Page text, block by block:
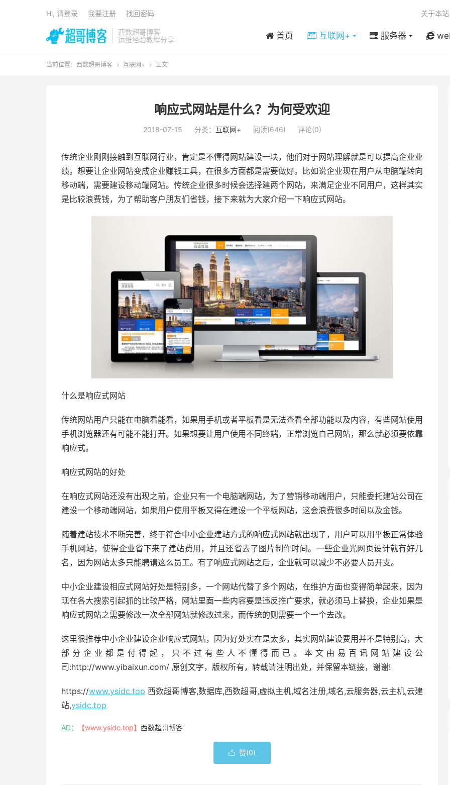
西数超哥博客
运维经验教程分享
首页 互联网+ 服务器
关于本站
Hi, 请登录 我要注册 找回密码
当前位置： 西数超哥博客  互联网+  正文
响应式网站是什么？为何受欢迎
2018-07-15 分类： 互联网+ 阅读(646) 评论(0)
传统企业刚刚接触到互联网行业，肯定是不懂得网站建设一块，他们对于网站理解就是可以提高企业业
绩。想要让企业网站变成企业赚钱工具，在很多方面都是需要做好。比如说企业现在用户从电脑端转向
移动端，需要建设移动端网站。传统企业很多时候会选择建两个网站，来满足企业不同用户，这样其实
是比较浪费钱，为了帮助客户朋友们省钱，接下来就为大家介绍一下响应式网站。
什么是响应式网站
传统网站用户只能在电脑看能看，如果用手机或者平板看是无法查看全部功能以及内容，有些网站使用
手机浏览器还有可能不能打开。如果想要让用户使用不同终端，正常浏览自己网站，那么就必须要依靠
响应式。
响应式网站的好处
在响应式网站还没有出现之前，企业只有一个电脑端网站，为了营销移动端用户，只能委托建站公司在
建设一个移动端网站，如果用户使用平板又得在建设一个平板网站，这会浪费很多时间以及金钱。
随着建站技术不断完善，终于符合中小企业建站方式的响应式网站就出现了，用户可以用平板正常体验
手机网站，使得企业省下来了建站费用，并且还省去了图片制作时间。一些企业光网页设计就有好几
名，因为网站太多只能聘请这么员工。有了响应式网站之后，企业就可以减少不必要人员开支。
中小企业建设相应式网站好处是特别多，一个网站代替了多个网站，在维护方面也变得简单起来，因为
现在各大搜索引起抓的比较严格，网站里面一些内容要是违反推广要求，就必须马上替换，企业如果是
响应式网站之需要修改一次全部网站就修改过来，而传统的则需要一个一个去改。
这里很推荐中小企业建设企业响应式网站，因为好处实在是太多，其实网站建设费用并不是特别高，大
部分企业都是付得起，只不过有些人不懂得而已。本文由易百讯网站建设公
司:http://www.yibaixun.com/ 原创文字，版权所有，转载请注明出处，并保留本链接，谢谢!
https://www.ysidc.top 西数超哥博客,数据库,西数超哥,虚拟主机,域名注册,域名,云服务器,云主机,云建
站,ysidc.top
AD： 【www.ysidc.top】 西数超哥博客
 赞(0)